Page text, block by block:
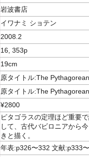
岩波書店
イワナミ ショテン
2008.2
16, 353p
19cm
原タイトル:The
原タイトル:The
¥2800
ピタゴラスの定理ほど重要
して、古代バビロニアから
きと描く。
年表:p326〜332 文献:p333